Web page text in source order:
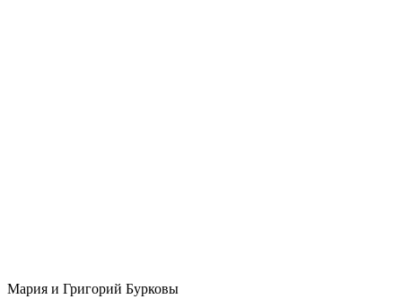
Мария и Григорий Бурковы